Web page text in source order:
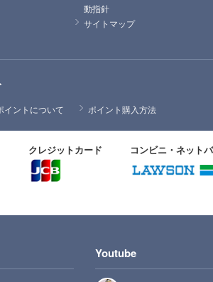
動指針
サイトマップ
イントについて ポイント購入方法
クレジットカード コンビニ・ネット
Youtube